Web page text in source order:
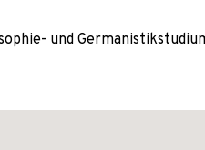
und